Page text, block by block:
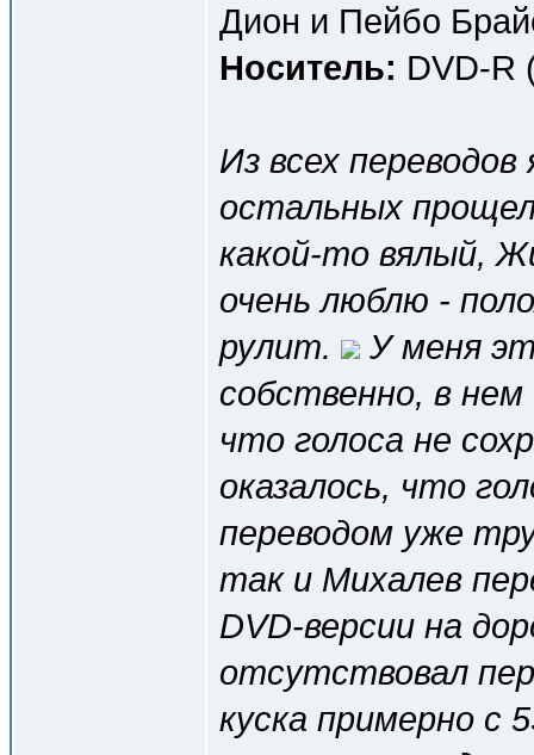
Дион и Пейбо
Носитель: DVD-R
Из всех
остальных
какой-то вялый,
очень люблю -
рулит.
У меня
собственно, в
что голоса не
оказалось, что
переводом уже
так и Михалев
DVD-версии на
отсутствовал
куска примерно